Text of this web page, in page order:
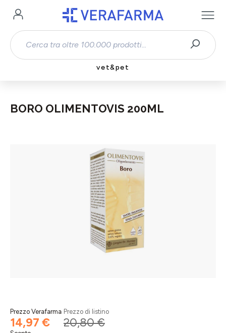
Passa al contenuto principale
vet&pet
BORO OLIMENTOVIS 200ML
Prezzo Verafarma
14,97 €
Prezzo di listino
20,80 €